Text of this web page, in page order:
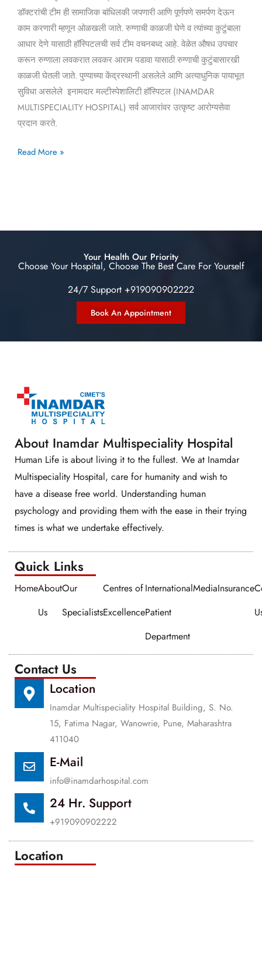
डॉक्टरांची टीम ही सामाजिक बांधिलकी जपणारी आणि पूर्णपणे समर्पण देऊन
काम करणारी म्हणून ओळखली जाते. रुग्णाची काळजी घेणे व त्यांच्या कुटुंबाला
आधार देणे यासाठी हॉस्पिटलची सर्व टीम वचनबध्द आहे. वेळेत औषध उपचार
करून रुग्णाला लवकरात लवकर आराम पडावा यासाठी रुग्णाची कुटुंबासारखी
काळजी घेतली जाते. पुण्याच्या केंद्रस्थानी असलेले आणि अत्याधुनिक पायाभूत
सुविधा असलेले इनामदार मल्टीस्पेशालिटी हॉस्पिटल (INAMDAR
MULTISPECIALITY HOSPITAL) सर्व आजारांवर उत्कृष्ट आरोग्यसेवा
प्रदान करते.
Read More »
Your Health Our Priority
Choose Your Hospital, Choose The Best Care For Yourself
24/7 Support +919090902222
Book An Appointment
About Inamdar Multispeciality Hospital
Human Life is about living it to the fullest. We at Inamdar
Multispeciality Hospital, care for humanity and wish to
have a disease free world. Understanding human
psychology and providing them with the ease in their trying
times is what we undertake effectively.
Quick Links​​
HomeAbout
Us
Our
Specialists
Centres of
Excellence
International
Patient
Department
MediaInsurance
Contact Us
Location
Inamdar Multispeciality Hospital Building, S. No.
15, Fatima Nagar, Wanowrie, Pune, Maharashtra
411040
E-Mail
info@inamdarhospital.com
24 Hr. Support
+919090902222
Location